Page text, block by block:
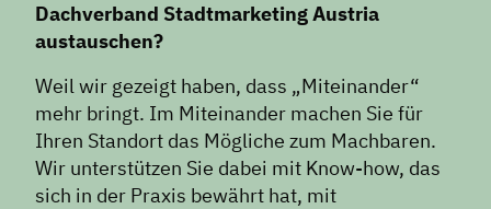
Dachverband Stadtmarketing Austria
austauschen?
Weil wir gezeigt haben, dass „Miteinander“
mehr bringt. Im Miteinander machen Sie für
Ihren Standort das Mögliche zum Machbaren.
Wir unterstützen Sie dabei mit Know-how, das
sich in der Praxis bewährt hat, mit